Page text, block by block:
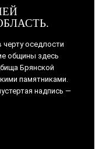
оседлости
общины здесь
Брянской
памятниками.
надпись —